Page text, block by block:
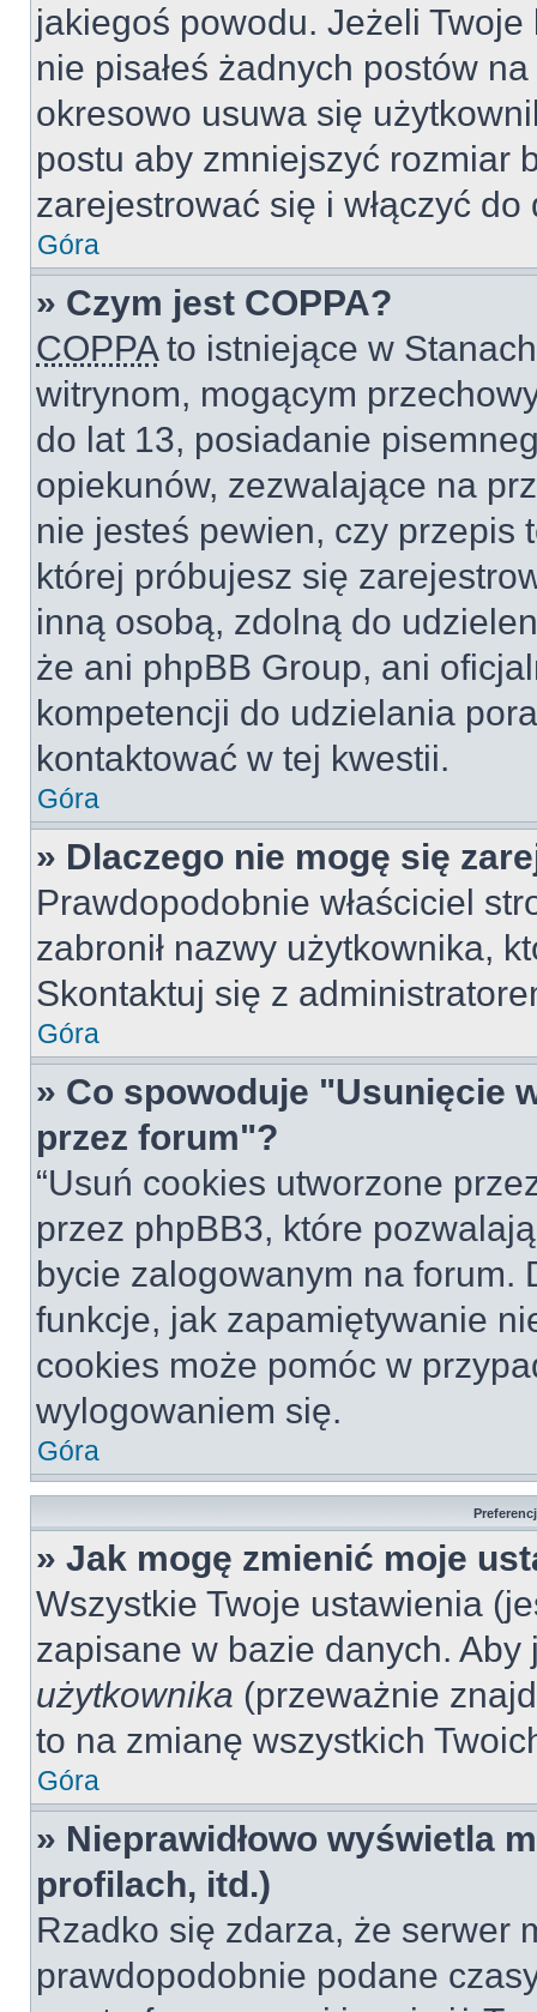
jakiegoś powodu. Jeżeli
nie pisałeś żadnych postów
okresowo usuwa się
postu aby zmniejszyć rozmiar
zarejestrować się i włączyć
Góra
» Czym jest COPPA?
COPPAto istniejące w
witrynom, mogącym
do lat 13, posiadanie
opiekunów, zezwalające na
nie jesteś pewien, czy przepis
której próbujesz się
inną osobą, zdolną do
że ani phpBB Group, ani
kompetencji do udzielania
kontaktować w tej kwestii.
Góra
» Dlaczego nie mogę się
Prawdopodobnie właściciel
zabronił nazwy użytkownika,
Skontaktuj się z
Góra
» Co spowoduje "Usunięcie
przez forum"?
“Usuń cookies utworzone
przez phpBB3, które
bycie zalogowanym na forum.
funkcje, jak zapamiętywanie
cookies może pomóc w
wylogowaniem się.
Góra
» Jak mogę zmienić moje
Wszystkie Twoje ustawienia
zapisane w bazie danych.
użytkownika (przeważnie
to na zmianę wszystkich
Góra
» Nieprawidłowo wyświetla
profilach, itd.)
Rzadko się zdarza, że serwer
prawdopodobnie podane